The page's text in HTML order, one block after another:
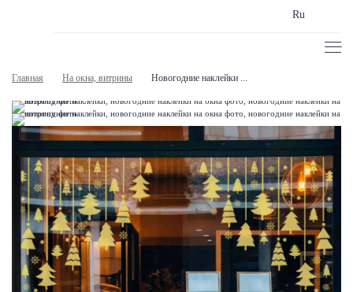
Ru
Главная На окна, витрины Новогодние наклейки ...